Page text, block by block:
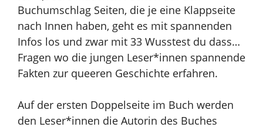
Buchumschlag Seiten, die je eine Klappseite
nach Innen haben, geht es mit spannenden
Infos los und zwar mit 33 Wusstest du dass…
Fragen wo die jungen Leser*innen spannende
Fakten zur queeren Geschichte erfahren.
Auf der ersten Doppelseite im Buch werden
den Leser*innen die Autorin des Buches